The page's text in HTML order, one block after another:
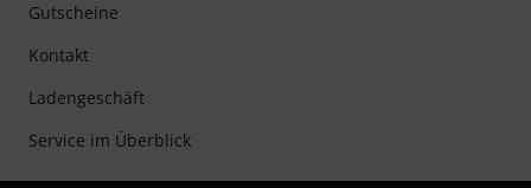
Gutscheine
Kontakt
Ladengeschäft
Service im Überblick